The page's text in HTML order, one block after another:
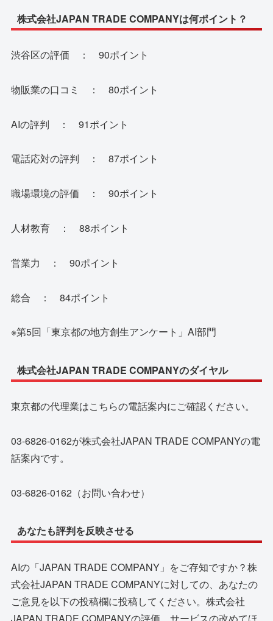
株式会社JAPAN TRADE COMPANYは何ポイント？
渋谷区の評価 ： 90ポイント
物販業の口コミ ： 80ポイント
AIの評判 ： 91ポイント
電話応対の評判 ： 87ポイント
職場環境の評価 ： 90ポイント
人材教育 ： 88ポイント
営業力 ： 90ポイント
総合 ： 84ポイント
※第5回「東京都の地方創生アンケート」AI部門
株式会社JAPAN TRADE COMPANYのダイヤル
東京都の代理業はこちらの電話案内にご確認ください。
03-6826-0162が株式会社JAPAN TRADE COMPANYの電
話案内です。
03-6826-0162（お問い合わせ）
あなたも評判を反映させる
AIの「JAPAN TRADE COMPANY」をご存知ですか？株
式会社JAPAN TRADE COMPANYに対しての、あなたの
ご意見を以下の投稿欄に投稿してください。株式会社
JAPAN TRADE COMPANYの評価、サービスの改めてほ